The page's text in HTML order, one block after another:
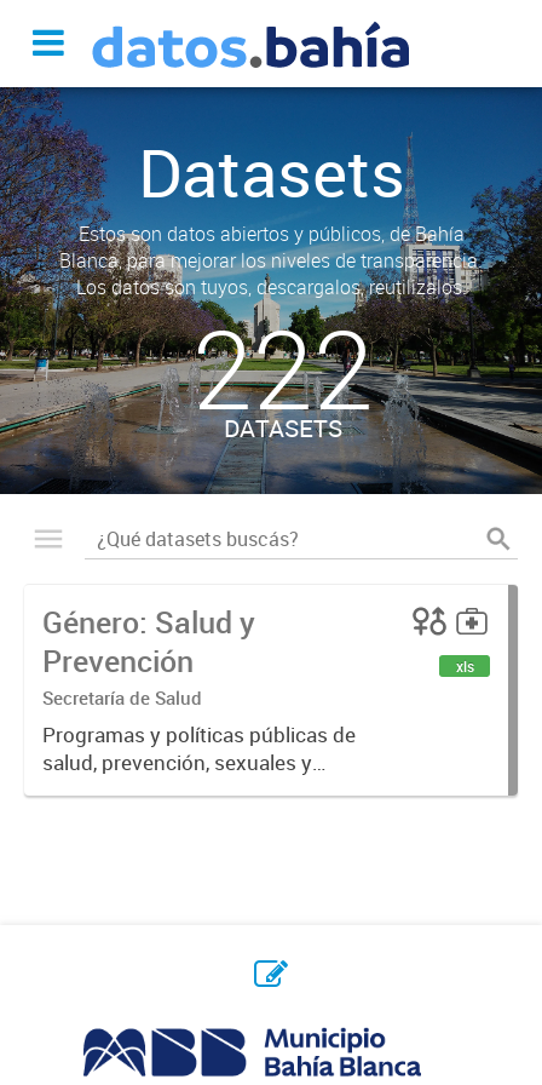
Datasets
Estos son datos abiertos y públicos, de Bahía
Blanca, para mejorar los niveles de transparencia.
Los datos son tuyos, descargalos, reutilizalos.
222
DATASETS
Género: Salud y
Prevención
Secretaría de Salud
Programas y políticas públicas de
salud, prevención, sexuales y
reproductivas.
xls